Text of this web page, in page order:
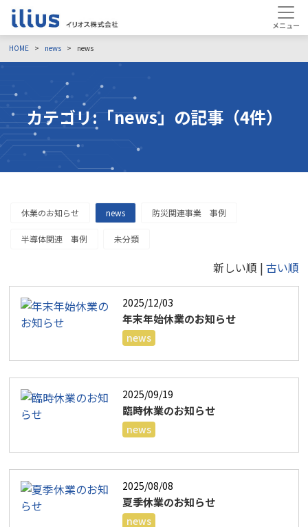
HOME news news
カテゴリ:「news」の記事（4件）
休業のお知らせ news 防災関連事業 事例
半導体関連 事例 未分類
新しい順 | 古い順
2025/12/03
年末年始休業のお知らせ
news
2025/09/19
臨時休業のお知らせ
news
2025/08/08
夏季休業のお知らせ
news